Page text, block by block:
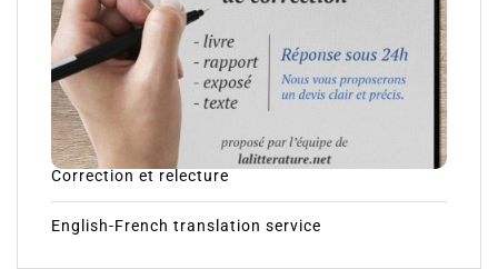
Correction et relecture
English-French translation service